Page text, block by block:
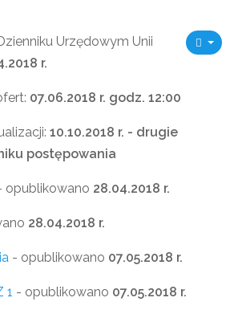
Urzędowym Unii
r.
07.06.2018 r. godz. 12:00
10.10.2018 r. - drugie
postępowania
opublikowano 28.04.2018 r.
28.04.2018 r.
- opublikowano 07.05.2018 r.
1 - opublikowano 07.05.2018 r.